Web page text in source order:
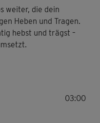
weiter, die dein
Heben und Tragen.
hebst und trägst –
03:00